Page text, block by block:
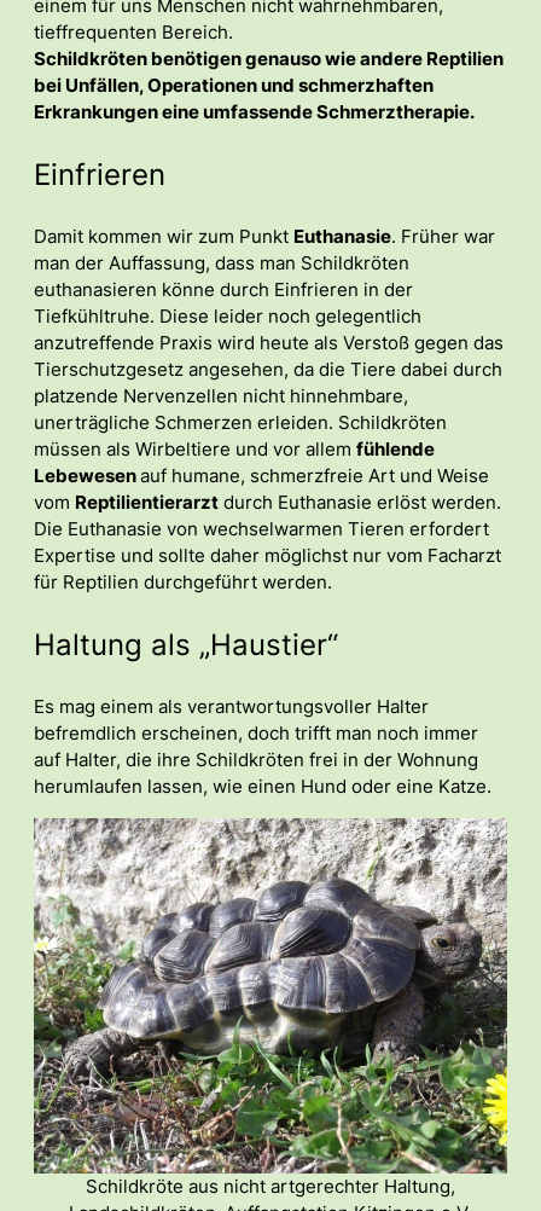
einem für uns Menschen nicht wahrnehmbaren,
tieffrequenten Bereich.
Schildkröten benötigen genauso wie andere Reptilien
bei Unfällen, Operationen und schmerzhaften
Erkrankungen eine umfassende Schmerztherapie.
Einfrieren
Damit kommen wir zum Punkt Euthanasie. Früher war
man der Auffassung, dass man Schildkröten
euthanasieren könne durch Einfrieren in der
Tiefkühltruhe. Diese leider noch gelegentlich
anzutreffende Praxis wird heute als Verstoß gegen das
Tierschutzgesetz angesehen, da die Tiere dabei durch
platzende Nervenzellen nicht hinnehmbare,
unerträgliche Schmerzen erleiden. Schildkröten
müssen als Wirbeltiere und vor allem fühlende
Lebewesenauf humane, schmerzfreie Art und Weise
vom Reptilientierarzt durch Euthanasie erlöst werden.
Die Euthanasie von wechselwarmen Tieren erfordert
Expertise und sollte daher möglichst nur vom Facharzt
für Reptilien durchgeführt werden.
Haltung als „Haustier“
Es mag einem als verantwortungsvoller Halter
befremdlich erscheinen, doch trifft man noch immer
auf Halter, die ihre Schildkröten frei in der Wohnung
herumlaufen lassen, wie einen Hund oder eine Katze.
Schildkröte aus nicht artgerechter Haltung,